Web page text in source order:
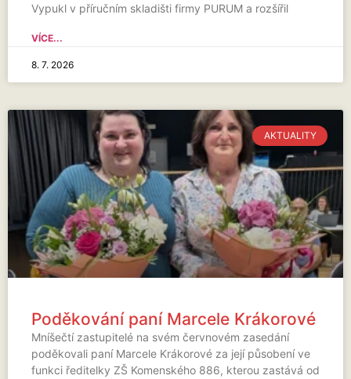
Vypukl v příručním skladišti firmy PURUM a rozšířil
VÍCE...
8. 7. 2026
AKTUALITY
Poděkování paní Marcele Krákorové
Mníšečtí zastupitelé na svém červnovém zasedání
poděkovali paní Marcele Krákorové za její působení ve
funkci ředitelky ZŠ Komenského 886, kterou zastává od